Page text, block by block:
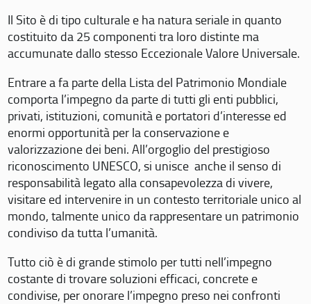
Il Sito è di tipo culturale e ha natura seriale in quanto
costituito da 25 componenti tra loro distinte ma
accumunate dallo stesso Eccezionale Valore Universale.
Entrare a fa parte della Lista del Patrimonio Mondiale
comporta l’impegno da parte di tutti gli enti pubblici,
privati, istituzioni, comunità e portatori d’interesse ed
enormi opportunità per la conservazione e
valorizzazione dei beni. All’orgoglio del prestigioso
riconoscimento UNESCO, si unisce anche il senso di
responsabilità legato alla consapevolezza di vivere,
visitare ed intervenire in un contesto territoriale unico al
mondo, talmente unico da rappresentare un patrimonio
condiviso da tutta l’umanità.
Tutto ciò è di grande stimolo per tutti nell’impegno
costante di trovare soluzioni efficaci, concrete e
condivise, per onorare l’impegno preso nei confronti